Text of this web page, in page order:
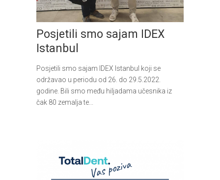
Posjetili smo sajam IDEX
Istanbul
Posjetili smo sajam IDEX Istanbul koji se
održavao u periodu od 26. do 29.5.2022.
godine. Bili smo među hiljadama učesnika iz
čak 80 zemalja te...